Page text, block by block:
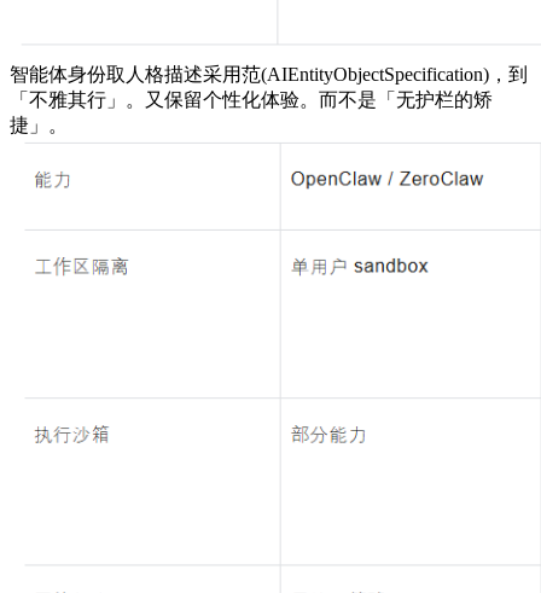
智能体身份取人格描述采用范(AIEntityObjectSpecification)，到
「不雅其行」。又保留个性化体验。而不是「无护栏的矫
捷」。